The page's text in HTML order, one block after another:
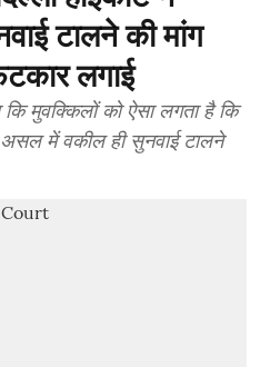
टालने की मांग
लगाई
मुवक्किलों को ऐसा लगता है कि
में वकील ही सुनवाई टालने